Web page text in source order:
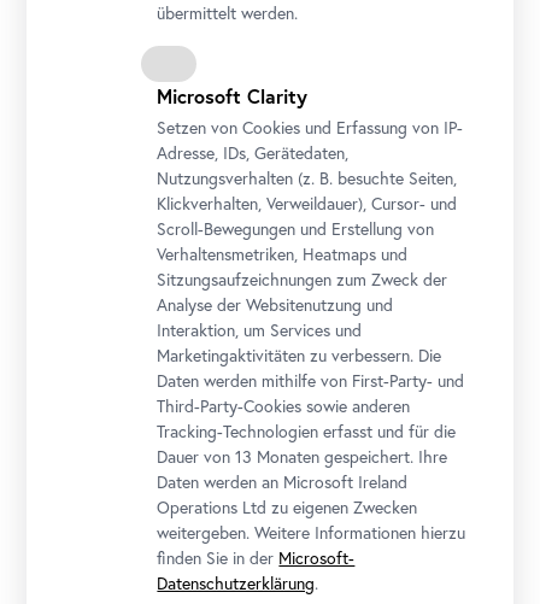
Ausstellungsansicht "WOTRUBA. Himmelwärts"
Foto: Johannes Stoll / Belvedere, Wien
übermittelt werden.
Microsoft Clarity
Setzen von Cookies und Erfassung von IP-
Adresse, IDs, Gerätedaten,
Nutzungsverhalten (z. B. besuchte Seiten,
Klickverhalten, Verweildauer), Cursor- und
Scroll-Bewegungen und Erstellung von
Verhaltensmetriken, Heatmaps und
Sitzungsaufzeichnungen zum Zweck der
Analyse der Websitenutzung und
Interaktion, um Services und
Marketingaktivitäten zu verbessern. Die
Daten werden mithilfe von First-Party- und
Third-Party-Cookies sowie anderen
Tracking-Technologien erfasst und für die
Dauer von 13 Monaten gespeichert. Ihre
Daten werden an Microsoft Ireland
Operations Ltd zu eigenen Zwecken
weitergeben. Weitere Informationen hierzu
finden Sie in der Microsoft-
Datenschutzerklärung.